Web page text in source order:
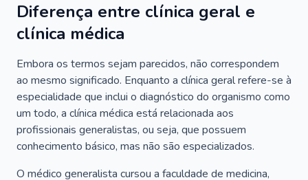
Diferença entre clínica geral e
clínica médica
Embora os termos sejam parecidos, não correspondem
ao mesmo significado. Enquanto a clínica geral refere-se à
especialidade que inclui o diagnóstico do organismo como
um todo, a clínica médica está relacionada aos
profissionais generalistas, ou seja, que possuem
conhecimento básico, mas não são especializados.
O médico generalista cursou a faculdade de medicina,